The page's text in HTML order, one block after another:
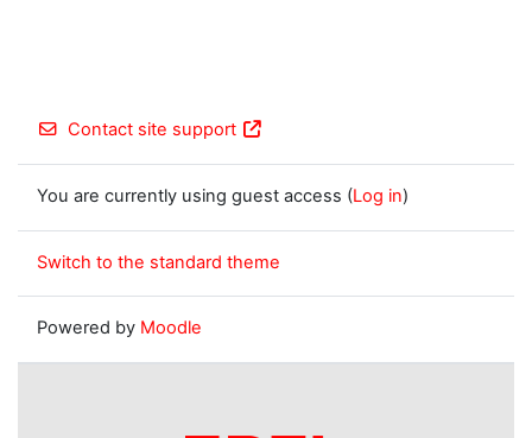
Contact site support
You are currently using guest access (Log in)
Switch to the standard theme
Powered by Moodle